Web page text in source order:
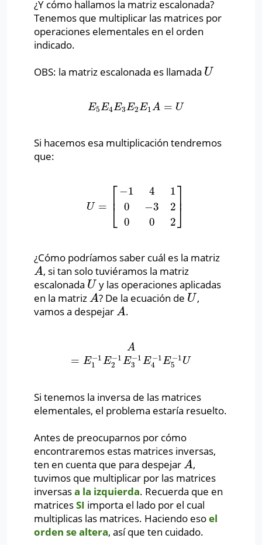
¿Y cómo hallamos la matriz escalonada?
Tenemos que multiplicar las matrices por
operaciones elementales en el orden
indicado.
OBS: la matriz escalonada es llamada U
U
E5E4E3E2E1A = U
E5E4E3E2E1A=U
Si hacemos esa multiplicación tendremos
que:
U = ⎡
⎣
⎢ −1
0
0
4
−3
0
1
2
2
⎤
⎦⎥
U=[ 1 10 200
¿Cómo podríamos saber cuál es la matriz
A
A , si tan solo tuviéramos la matriz
escalonada U
U y las operaciones aplicadas
en la matriz A
A ? De la ecuación de U
U ,
vamos a despejar A
A .
A
= E−1
1 E−1
2 E−1
3 E−1
4 E−1
5 U
E3−
Si tenemos la inversa de las matrices
elementales, el problema estaría resuelto.
Antes de preocuparnos por cómo
encontraremos estas matrices inversas,
ten en cuenta que para despejar A
A ,
tuvimos que multiplicar por las matrices
inversasa la izquierda. Recuerda que en
matricesSI importa el lado por el cual
multiplicas las matrices. Haciendo esoel
orden se altera, así que ten cuidado.